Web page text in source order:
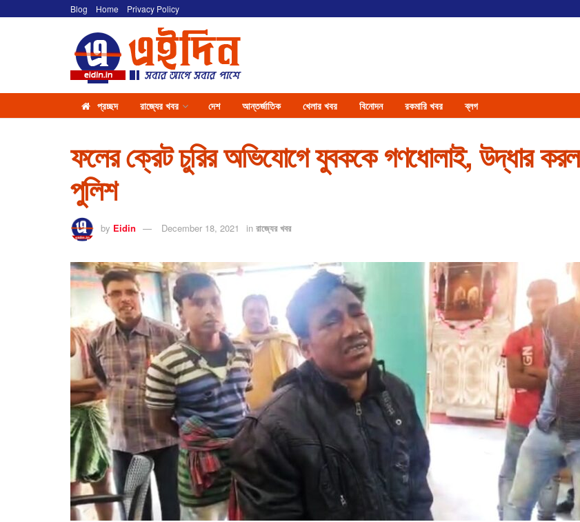
Blog Home Privacy Policy
প্রচ্ছদ রাজ্যের খবর দেশ আন্তর্জাতিক খেলার খবর বিনোদন রকমারি খবর ব্লগ
ফলের ক্রেট চুরির অভিযোগে যুবককে গণধোলাই, উদ্ধার করল
পুলিশ
by Eidin December 18, 2021 in রাজ্যের খবর